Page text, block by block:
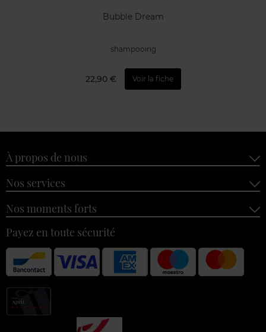
Bubble Dream
shampooing
22,90 € Voir la fiche
À propos de nous
Nos services
Nos moments forts
Payez en toute sécurité